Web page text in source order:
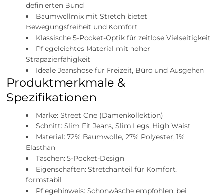
definierten Bund
Baumwollmix mit Stretch bietet
Bewegungsfreiheit und Komfort
Klassische 5-Pocket-Optik für zeitlose Vielseitigkeit
Pflegeleichtes Material mit hoher
Strapazierfähigkeit
Ideale Jeanshose für Freizeit, Büro und Ausgehen
Produktmerkmale &
Spezifikationen
Marke: Street One (Damenkollektion)
Schnitt: Slim Fit Jeans, Slim Legs, High Waist
Material: 72% Baumwolle, 27% Polyester, 1%
Elasthan
Taschen: 5-Pocket-Design
Eigenschaften: Stretchanteil für Komfort,
formstabil
Pflegehinweis: Schonwäsche empfohlen, bei